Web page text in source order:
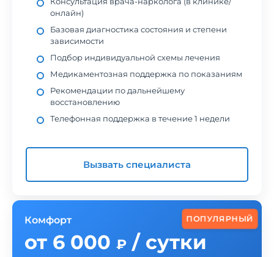
онлайн)
Базовая диагностика состояния и степени
зависимости
Подбор индивидуальной схемы лечения
Медикаментозная поддержка по показаниям
Рекомендации по дальнейшему
восстановлению
Телефонная поддержка в течение 1 недели
Вызвать специалиста
ПОПУЛЯРНЫЙ
Комфорт
от 6 000 ₽ / сутки